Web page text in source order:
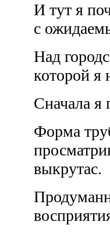
И тут я
с
Над
которой я
Сначала я
Форма
выкрутас.